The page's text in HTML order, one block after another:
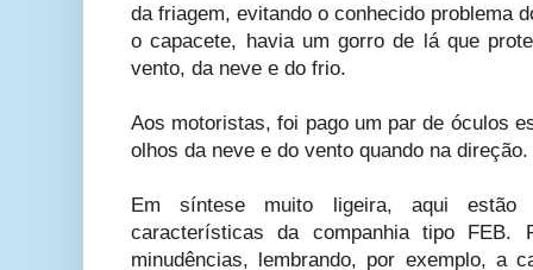
da friagem, evitando o conhecido problema
o capacete, havia um gorro de lá que
vento, da neve e do frio.
Aos motoristas, foi pago um par de óculos
olhos da neve e do vento quando na direção.
Em síntese muito ligeira, aqui estão
características da companhia tipo FEB.
minudências, lembrando, por exemplo, a